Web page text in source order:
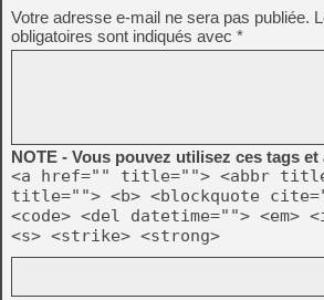
Votre adresse e-mail ne sera pas publiée.
obligatoires sont indiqués avec *
NOTE - Vous pouvez utilisez ces tags
<a href="" title=""> <abbr
title=""> <b> <blockquote
<code> <del datetime=""> <em>
<s> <strike> <strong>